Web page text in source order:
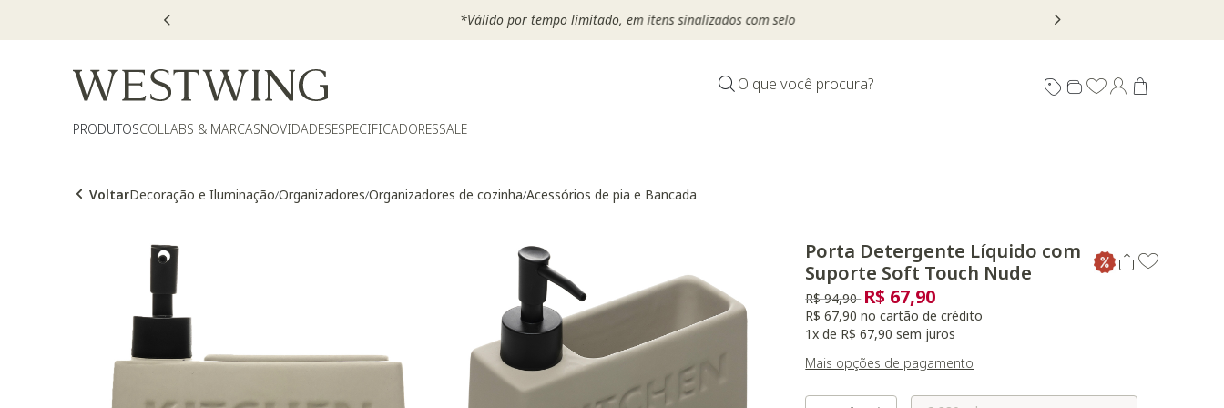
*Válido por tempo limitado, em itens sinalizados com selo
O que você procura?
PRODUTOSCOLLABS & MARCASNOVIDADESESPECIFICADORESSALE
VoltarDecoração e Iluminação/Organizadores/Organizadores de cozinha/Acessórios de pia e Bancada
Porta Detergente Líquido com
Suporte Soft Touch Nude
Preço reduzido de
R$ 94,90 para
R$ 67,90
R$ 67,90 no cartão de crédito
1x de R$ 67,90 sem juros
Mais opções de pagamento
Selecione o Tamanho